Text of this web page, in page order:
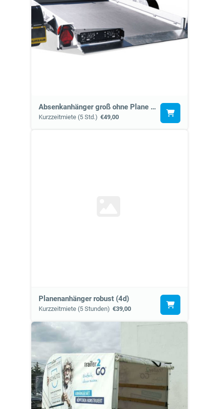
Absenkanhänger groß ohne Plane (7d)
Kurzzeitmiete (5 Std.) €49,00
Planenanhänger robust (4d)
Kurzzeitmiete (5 Stunden) €39,00